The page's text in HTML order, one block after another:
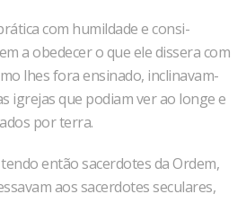
com humildade e consi­
a obedecer o que ele dissera com
lhes fora ensinado, incli­navam-
igrejas que podiam ver ao longe e
por terra.
então sacerdotes da Ordem,
aos sacerdotes seculares,